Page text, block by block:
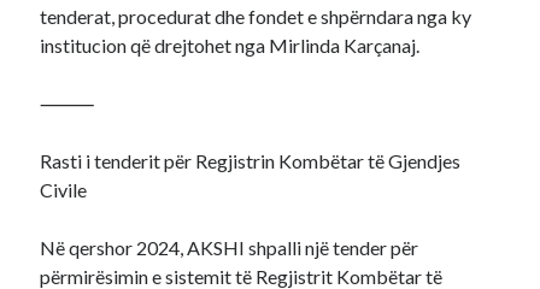
tenderat, procedurat dhe fondet e shpërndara nga ky
institucion që drejtohet nga Mirlinda Karçanaj.
⸻
Rasti i tenderit për Regjistrin Kombëtar të Gjendjes
Civile
Në qershor 2024, AKSHI shpalli një tender për
përmirësimin e sistemit të Regjistrit Kombëtar të